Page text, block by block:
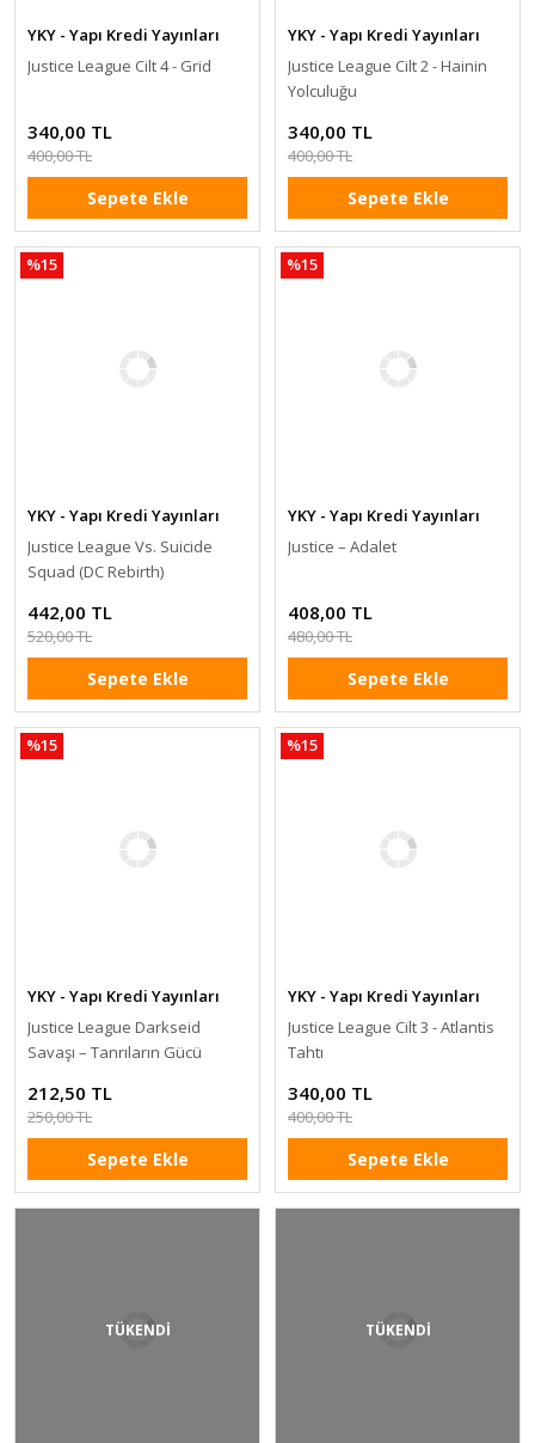
YKY - Yapı Kredi Yayınları
Justice League Cilt 4 - Grid
340,00 TL
400,00 TL
Sepete Ekle
YKY - Yapı Kredi Yayınları
Justice League Cilt 2 - Hainin
Yolculuğu
340,00 TL
400,00 TL
Sepete Ekle
%15
YKY - Yapı Kredi Yayınları
Justice League Vs. Suicide
Squad (DC Rebirth)
442,00 TL
520,00 TL
Sepete Ekle
%15
YKY - Yapı Kredi Yayınları
Justice – Adalet
408,00 TL
480,00 TL
Sepete Ekle
%15
YKY - Yapı Kredi Yayınları
Justice League Darkseid
Savaşı – Tanrıların Gücü
212,50 TL
250,00 TL
Sepete Ekle
%15
YKY - Yapı Kredi Yayınları
Justice League Cilt 3 - Atlantis
Tahtı
340,00 TL
400,00 TL
Sepete Ekle
TÜKENDİ TÜKENDİ